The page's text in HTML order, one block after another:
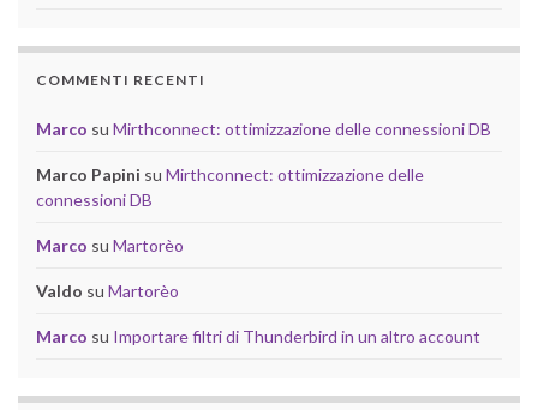
COMMENTI RECENTI
Marco su Mirthconnect: ottimizzazione delle connessioni DB
Marco Papini su Mirthconnect: ottimizzazione delle
connessioni DB
Marco su Martorèo
Valdo su Martorèo
Marco su Importare filtri di Thunderbird in un altro account